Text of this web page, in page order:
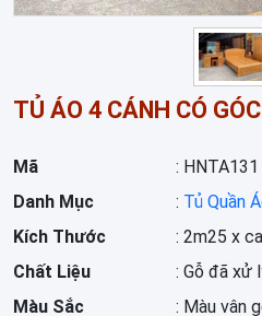
TỦ ÁO 4 CÁNH CÓ
Mã
: HNTA131
Danh Mục
: Tủ Quần
Kích Thước
: 2m25 x
Chất Liệu
: Gỗ đã xử
Màu Sắc
: Màu vân